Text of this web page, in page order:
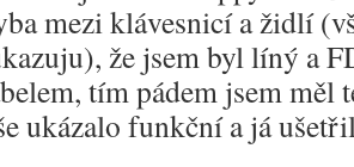
mezi klávesnicí a židlí
že jsem byl líný a
tím pádem jsem měl
ukázalo funkční a já